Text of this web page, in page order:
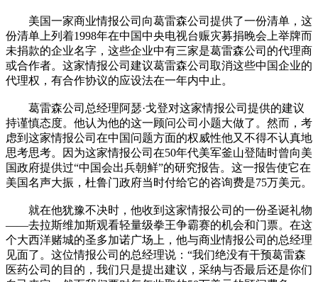
美国一家商业情报公司向葛雷森公司提供了一份清单，这
份清单上列着1998年在中国中央电视台赈灾募捐晚会上举牌而
未捐款的企业名字，这些企业中有三家是葛雷森公司的代理商
或合作者。这家情报公司建议葛雷森公司取消这些中国企业的
代理权，有合作协议的应设法在一年内中止。
葛雷森公司总经理阿瑟·戈登对这家情报公司提供的建议
持谨慎态度。他认为他的这一顾问公司小题大做了。然而，考
虑到这家情报公司在中国问题方面的权威性他又不得不认真地
思考思考。因为这家情报公司在50年代美军釜山登陆时曾向美
国政府提供过“中国会出兵朝鲜”的研究报告。这一报告使它在
美国名声大振，杜鲁门政府当时付给它的咨询费是75万美元。
就在他犹豫不决时，他收到这家情报公司的一份圣诞礼物
——去拉斯维加斯观看轻量级拳王争霸赛的机会和门票。在这
个大西洋赌城的圣多加诺广场上，他与商业情报公司的总经理
见面了。这位情报公司的总经理说：“我们绝没有干预葛雷森
医药公司的目的，我们只是提出建议，采纳与否最后还是你们